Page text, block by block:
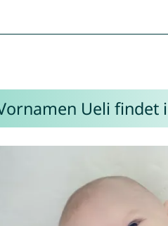
Ueli